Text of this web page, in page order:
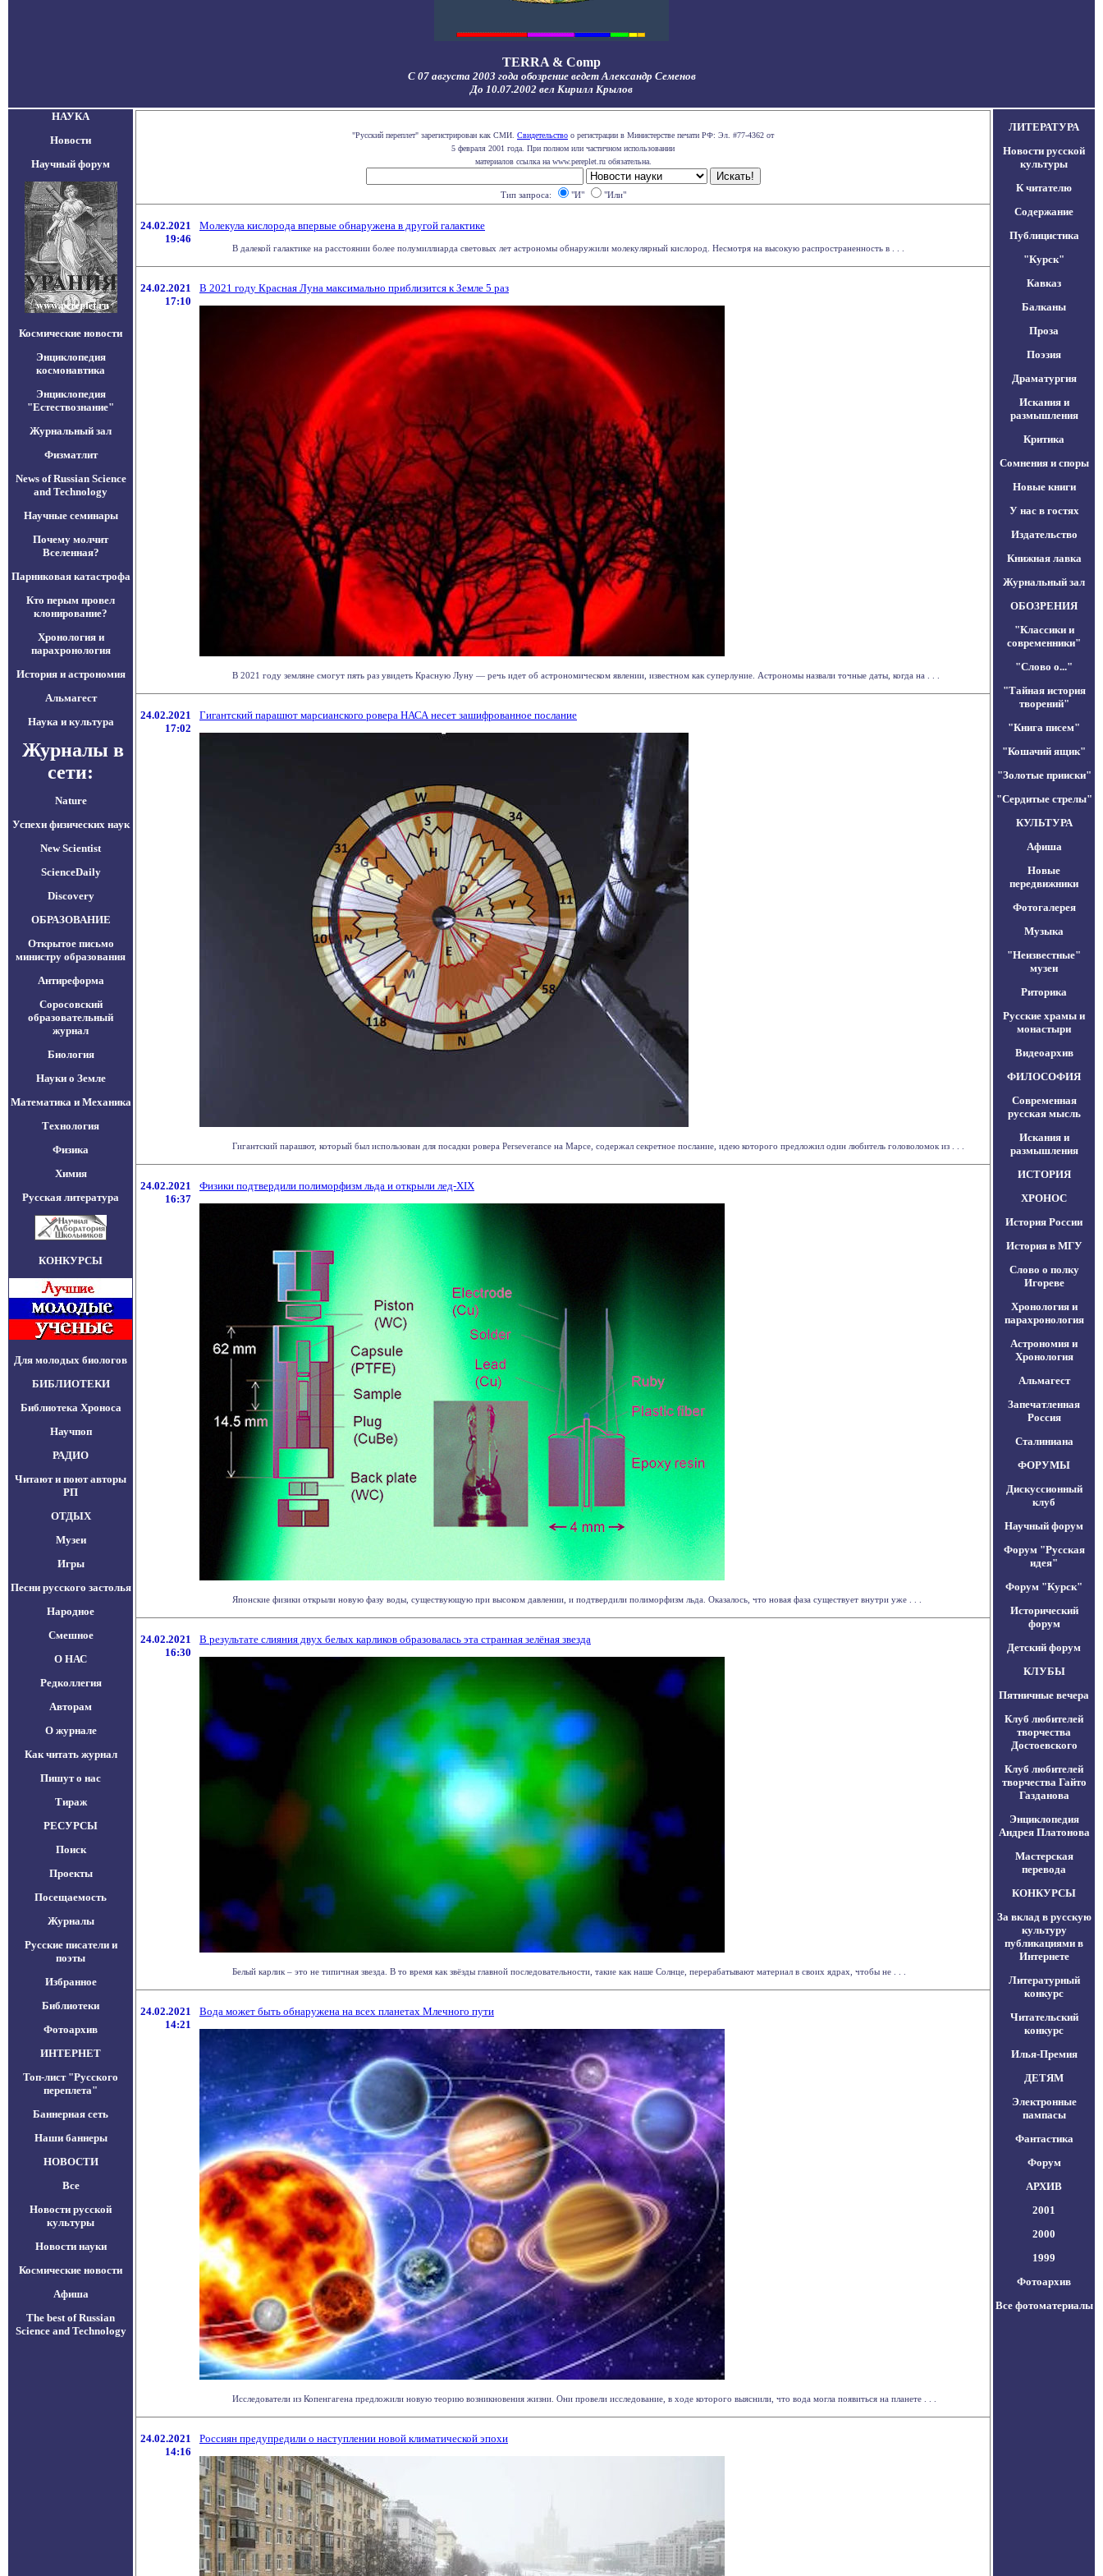
TERRA & Comp
С 07 августа 2003 года обозрение ведет Александр Семенов
До 10.07.2002 вел Кирилл Крылов
НАУКА
Новости
Научный форум
Космические новости
Энциклопедия
космонавтика
Энциклопедия
"Естествознание"
Журнальный зал
Физматлит
News of Russian Science
and Technology
Научные семинары
Почему молчит
Вселенная?
Парниковая катастрофа
Кто перым провел
клонирование?
Хронология и
парахронология
История и астрономия
Альмагест
Наука и культура
Журналы в
сети:
Nature
Успехи физических наук
New Scientist
ScienceDaily
Discovery
ОБРАЗОВАНИЕ
Открытое письмо
министру образования
Антиреформа
Соросовский
образовательный
журнал
Биология
Науки о Земле
Математика и Механика
Технология
Физика
Химия
Русская литература
КОНКУРСЫ
Для молодых биологов
БИБЛИОТЕКИ
Библиотека Хроноса
Научпоп
РАДИО
Читают и поют авторы
РП
ОТДЫХ
Музеи
Игры
Песни русского застолья
Народное
Смешное
О НАС
Редколлегия
Авторам
О журнале
Как читать журнал
Пишут о нас
Тираж
РЕСУРСЫ
Поиск
Проекты
Посещаемость
Журналы
Русские писатели и
поэты
Избранное
Библиотеки
Фотоархив
ИНТЕРНЕТ
Топ-лист "Русского
переплета"
Баннерная сеть
Наши баннеры
НОВОСТИ
Все
Новости русской
культуры
Новости науки
Космические новости
Афиша
The best of Russian
Science and Technology
"Русский переплет" зарегистрирован как СМИ. Свидетельство о регистрации в Министерстве печати РФ: Эл. #77-4362 от
5 февраля 2001 года. При полном или частичном использовании
материалов ссылка на www.pereplet.ru обязательна.
Тип запроса: "И" "Или"
24.02.2021
19:46
Молекула кислорода впервые обнаружена в другой галактике
В далекой галактике на расстоянии более полумиллиарда световых лет астрономы обнаружили молекулярный кислород. Несмотря на высокую распространенность в . . .
24.02.2021
17:10
В 2021 году Красная Луна максимально приблизится к Земле 5 раз
В 2021 году земляне смогут пять раз увидеть Красную Луну — речь идет об астрономическом явлении, известном как суперлуние. Астрономы назвали точные даты, когда на . . .
24.02.2021
17:02
Гигантский парашют марсианского ровера НАСА несет зашифрованное послание
Гигантский парашют, который был использован для посадки ровера Perseverance на Марсе, содержал секретное послание, идею которого предложил один любитель головоломок из . . .
24.02.2021
16:37
Физики подтвердили полиморфизм льда и открыли лед-XIX
Японские физики открыли новую фазу воды, существующую при высоком давлении, и подтвердили полиморфизм льда. Оказалось, что новая фаза существует внутри уже . . .
24.02.2021
16:30
В результате слияния двух белых карликов образовалась эта странная зелёная звезда
Белый карлик – это не типичная звезда. В то время как звёзды главной последовательности, такие как наше Солнце, перерабатывают материал в своих ядрах, чтобы не . . .
24.02.2021
14:21
Вода может быть обнаружена на всех планетах Млечного пути
Исследователи из Копенгагена предложили новую теорию возникновения жизни. Они провели исследование, в ходе которого выяснили, что вода могла появиться на планете . . .
24.02.2021
14:16
Россиян предупредили о наступлении новой климатической эпохи
ЛИТЕРАТУРА
Новости русской
культуры
К читателю
Содержание
Публицистика
"Курск"
Кавказ
Балканы
Проза
Поэзия
Драматургия
Искания и
размышления
Критика
Сомнения и споры
Новые книги
У нас в гостях
Издательство
Книжная лавка
Журнальный зал
ОБОЗРЕНИЯ
"Классики и
современники"
"Слово о..."
"Тайная история
творений"
"Книга писем"
"Кошачий ящик"
"Золотые прииски"
"Сердитые стрелы"
КУЛЬТУРА
Афиша
Новые
передвижники
Фотогалерея
Музыка
"Неизвестные"
музеи
Риторика
Русские храмы и
монастыри
Видеоархив
ФИЛОСОФИЯ
Современная
русская мысль
Искания и
размышления
ИСТОРИЯ
ХРОНОС
История России
История в МГУ
Слово о полку
Игореве
Хронология и
парахронология
Астрономия и
Хронология
Альмагест
Запечатленная
Россия
Сталиниана
ФОРУМЫ
Дискуссионный
клуб
Научный форум
Форум "Русская
идея"
Форум "Курск"
Исторический
форум
Детский форум
КЛУБЫ
Пятничные вечера
Клуб любителей
творчества
Достоевского
Клуб любителей
творчества Гайто
Газданова
Энциклопедия
Андрея Платонова
Мастерская
перевода
КОНКУРСЫ
За вклад в русскую
культуру
публикациями в
Интернете
Литературный
конкурс
Читательский
конкурс
Илья-Премия
ДЕТЯМ
Электронные
пампасы
Фантастика
Форум
АРХИВ
2001
2000
1999
Фотоархив
Все фотоматериалы